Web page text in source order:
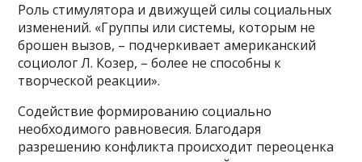
Роль стимулятора и движущей силы социальных
изменений. «Группы или системы, которым не
брошен вызов, – подчеркивает американский
социолог Л. Козер, – более не способны к
творческой реакции».
Содействие формированию социально
необходимого равновесия. Благодаря
разрешению конфликта происходит переоценка